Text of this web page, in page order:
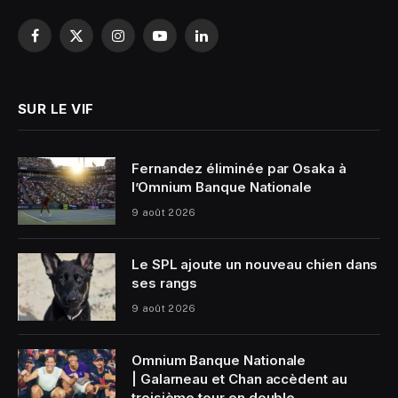
Facebook
X
InstagramYouTubeLinkedIn
SUR LE VIF
Fernandez éliminée par Osaka à
l’Omnium Banque Nationale
9 août 2026
Le SPL ajoute un nouveau chien dans
ses rangs
9 août 2026
Omnium Banque Nationale
| Galarneau et Chan accèdent au